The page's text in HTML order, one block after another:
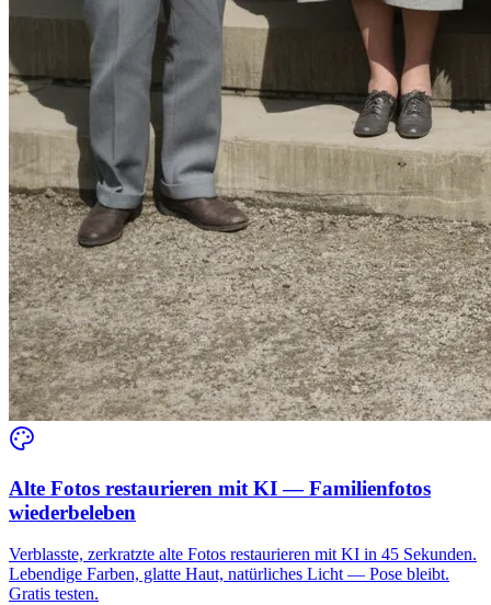
Alte Fotos restaurieren mit KI — Familienfotos
wiederbeleben
Verblasste, zerkratzte alte Fotos restaurieren mit KI in 45 Sekunden.
Lebendige Farben, glatte Haut, natürliches Licht — Pose bleibt.
Gratis testen.